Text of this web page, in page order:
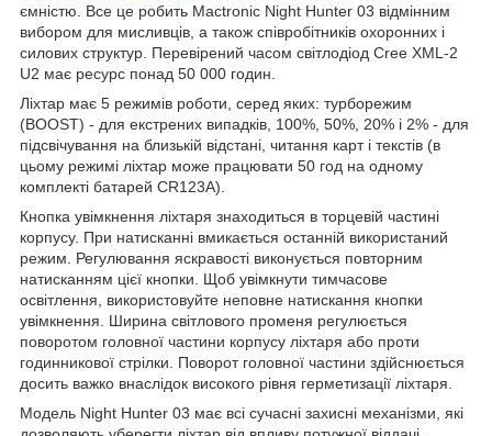
ємністю. Все це робить Mactronic Night Hunter 03 відмінним
вибором для мисливців, а також співробітників охоронних і
силових структур. Перевірений часом світлодіод Cree XML-2
U2 має ресурс понад 50 000 годин.
Ліхтар має 5 режимів роботи, серед яких: турборежим
(BOOST) - для екстрених випадків, 100%, 50%, 20% і 2% - для
підсвічування на близькій відстані, читання карт і текстів (в
цьому режимі ліхтар може працювати 50 год на одному
комплекті батарей CR123A).
Кнопка увімкнення ліхтаря знаходиться в торцевій частині
корпусу. При натисканні вмикається останній використаний
режим. Регулювання яскравості виконується повторним
натисканням цієї кнопки. Щоб увімкнути тимчасове
освітлення, використовуйте неповне натискання кнопки
увімкнення. Ширина світлового променя регулюється
поворотом головної частини корпусу ліхтаря або проти
годинникової стрілки. Поворот головної частини здійснюється
досить важко внаслідок високого рівня герметизації ліхтаря.
Модель Night Hunter 03 має всі сучасні захисні механізми, які